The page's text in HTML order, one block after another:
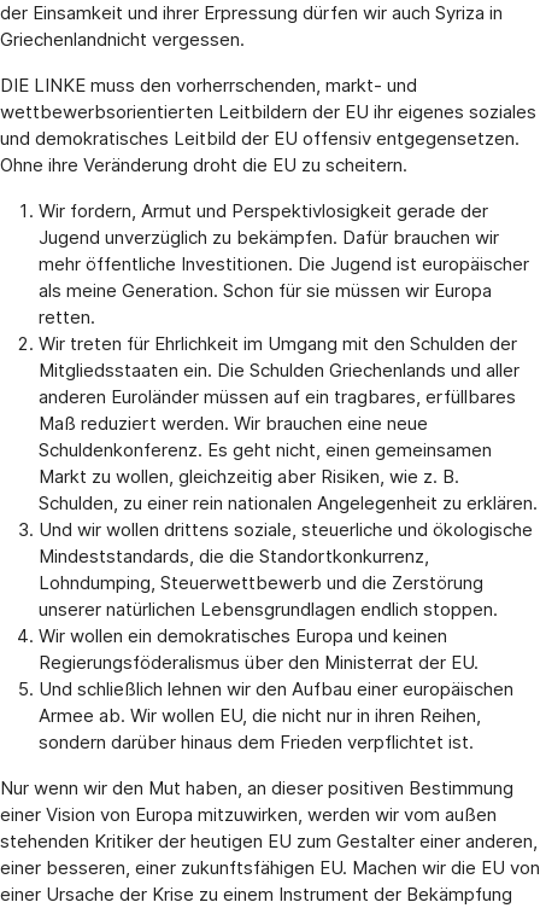
der Einsamkeit und ihrer Erpressung dürfen wir auch Syriza in
Griechenlandnicht vergessen.
DIE LINKE muss den vorherrschenden, markt- und
wettbewerbsorientierten Leitbildern der EU ihr eigenes soziales
und demokratisches Leitbild der EU offensiv entgegensetzen.
Ohne ihre Veränderung droht die EU zu scheitern.
Wir fordern, Armut und Perspektivlosigkeit gerade der
Jugend unverzüglich zu bekämpfen. Dafür brauchen wir
mehr öffentliche Investitionen. Die Jugend ist europäischer
als meine Generation. Schon für sie müssen wir Europa
retten.
Wir treten für Ehrlichkeit im Umgang mit den Schulden der
Mitgliedsstaaten ein. Die Schulden Griechenlands und aller
anderen Euroländer müssen auf ein tragbares, erfüllbares
Maß reduziert werden. Wir brauchen eine neue
Schuldenkonferenz. Es geht nicht, einen gemeinsamen
Markt zu wollen, gleichzeitig aber Risiken, wie z. B.
Schulden, zu einer rein nationalen Angelegenheit zu erklären.
Und wir wollen drittens soziale, steuerliche und ökologische
Mindeststandards, die die Standortkonkurrenz,
Lohndumping, Steuerwettbewerb und die Zerstörung
unserer natürlichen Lebensgrundlagen endlich stoppen.
Wir wollen ein demokratisches Europa und keinen
Regierungsföderalismus über den Ministerrat der EU.
Und schließlich lehnen wir den Aufbau einer europäischen
Armee ab. Wir wollen EU, die nicht nur in ihren Reihen,
sondern darüber hinaus dem Frieden verpflichtet ist.
Nur wenn wir den Mut haben, an dieser positiven Bestimmung
einer Vision von Europa mitzuwirken, werden wir vom außen
stehenden Kritiker der heutigen EU zum Gestalter einer anderen,
einer besseren, einer zukunftsfähigen EU. Machen wir die EU von
einer Ursache der Krise zu einem Instrument der Bekämpfung